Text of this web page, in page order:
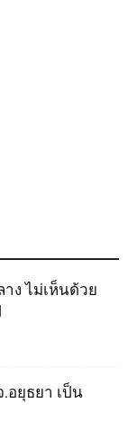
ง ไม่เห็นด้วย
อยุธยา เป็น